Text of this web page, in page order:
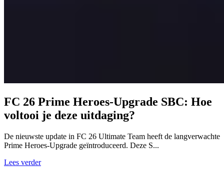
FC 26 Prime Heroes-Upgrade SBC: Hoe
voltooi je deze uitdaging?
De nieuwste update in FC 26 Ultimate Team heeft de langverwachte
Prime Heroes-Upgrade geïntroduceerd. Deze S...
Lees verder